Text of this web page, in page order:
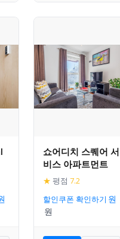
쇼어디치 스퀘어 서
비스 아파트먼트
★ 평점 7.2
할인쿠폰 확인하기